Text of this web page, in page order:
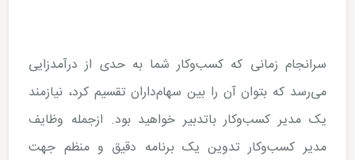
سرانجام زمانی که کسب‌وکار شما به حدی از درآمدزایی
می‌رسد که بتوان آن را بین سهام‌داران تقسیم کرد، نیازمند
یک مدیر کسب‌وکار باتدبیر خواهید بود. ازجمله وظایف
مدیر کسب‌وکار تدوین یک برنامه دقیق و منظم جهت